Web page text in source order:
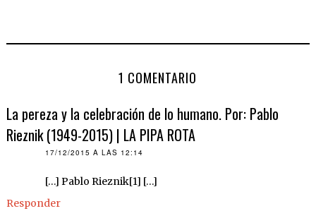
1 COMENTARIO
La pereza y la celebración de lo humano. Por: Pablo
Rieznik (1949-2015) | LA PIPA ROTA
17/12/2015 A LAS 12:14
[…] Pablo Rieznik[1] […]
Responder